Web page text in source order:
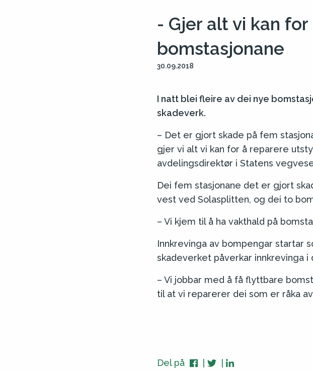
- Gjer alt vi kan
bomstasjonane
30.09.2018
I natt blei fleire av dei nye
skadeverk.
– Det er gjort skade på fem
gjer vi alt vi kan for å reparere
avdelingsdirektør i Statens
Dei fem stasjonane det er gjort
vest ved Solasplitten, og dei to
– Vi kjem til å ha vakthald på
Innkrevinga av bompengar startar
skadeverket påverkar innkrevinga i
– Vi jobbar med å få flyttbare
til at vi reparerer dei som er råka
Del på